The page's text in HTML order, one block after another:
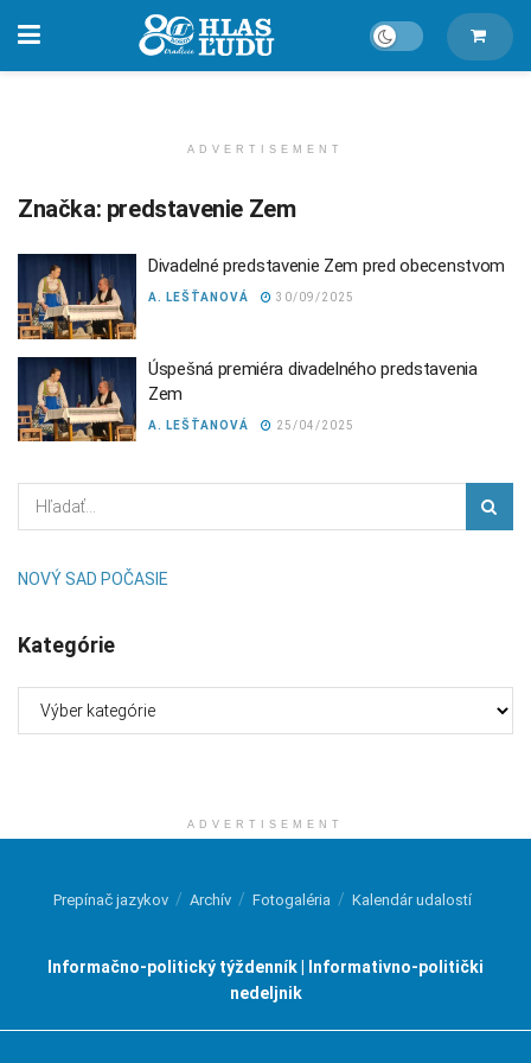
ADVERTISEMENT
Značka: predstavenie Zem
Divadelné predstavenie Zem pred obecenstvom
A. LEŠŤANOVÁ 30/09/2025
Úspešná premiéra divadelného predstavenia
Zem
A. LEŠŤANOVÁ 25/04/2025
NOVÝ SAD POČASIE
Kategórie
ADVERTISEMENT
Prepínač jazykov Archív Fotogaléria Kalendár udalostí
Informačno-politický týždenník | Informativno-politički
nedeljnik